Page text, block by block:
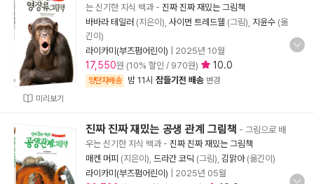
미리보기
는 신기한 지식 백과- 진짜 진짜 재밌는 그림책
바바라 테일러 (지은이), 사이먼 트레드웰 (그림), 지윤수 (옮
긴이)
라이카미(부즈펌어린이)
2025년 10월
17,550원 (10% 할인 / 970원) 10.0
양탄자배송 밤 11시 잠들기전 배송 변경
진짜 진짜 재밌는 공생 관계 그림책 - 그림으로 배
우는 신기한 지식 백과- 진짜 진짜 재밌는 그림책
매켄 머피 (지은이), 드라간 코딕 (그림), 김맑아(옮긴이)
라이카미(부즈펌어린이)
2025년 05월